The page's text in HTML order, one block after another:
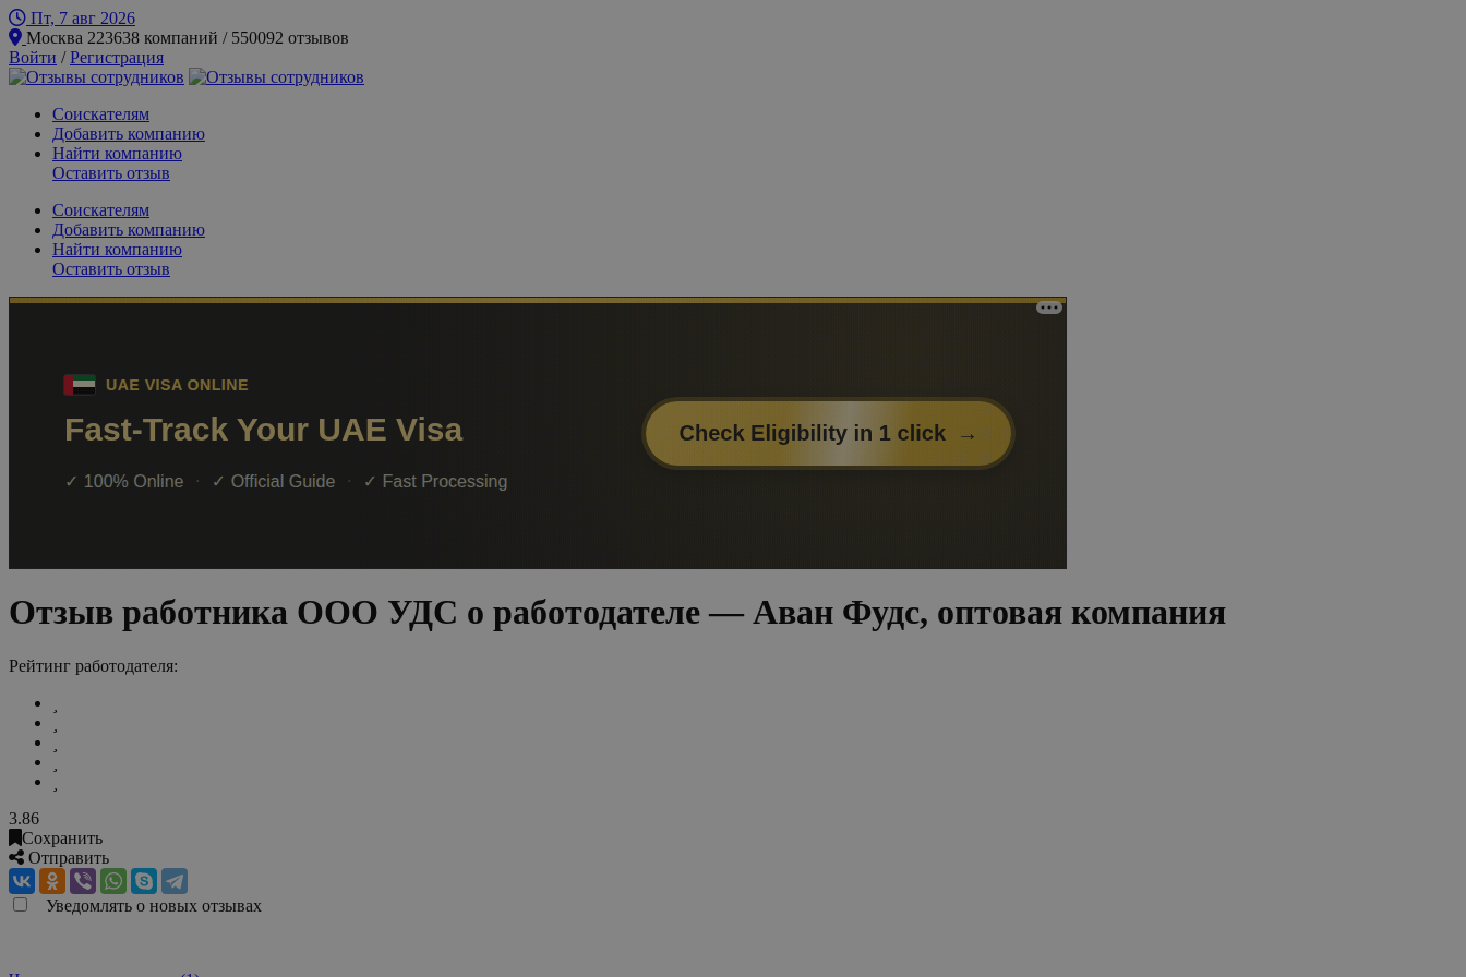
Пт, 7 авг 2026
Москва
223638 компаний / 550092 отзывов
Войти /Регистрация
Соискателям
Добавить компанию
Найти компанию
Оставить отзыв
Соискателям
Добавить компанию
Найти компанию
Оставить отзыв
Отзыв работника ООО УДС о работодателе — Аван Фудс, оптовая компания
Рейтинг работодателя:
3.86
Сохранить
Отправить
Уведомлять о новых отзывах